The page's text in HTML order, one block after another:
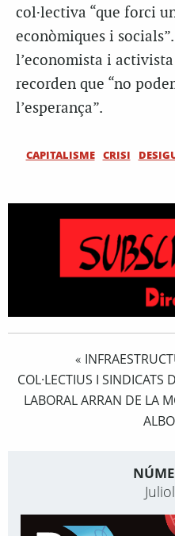
col·lectiva “que forci
econòmiques i
l’economista i
recorden que “no
l’esperança”.
CAPITALISME CRISI
«
COL·LECTIUS I SINDICATS
LABORAL ARRAN DE LA